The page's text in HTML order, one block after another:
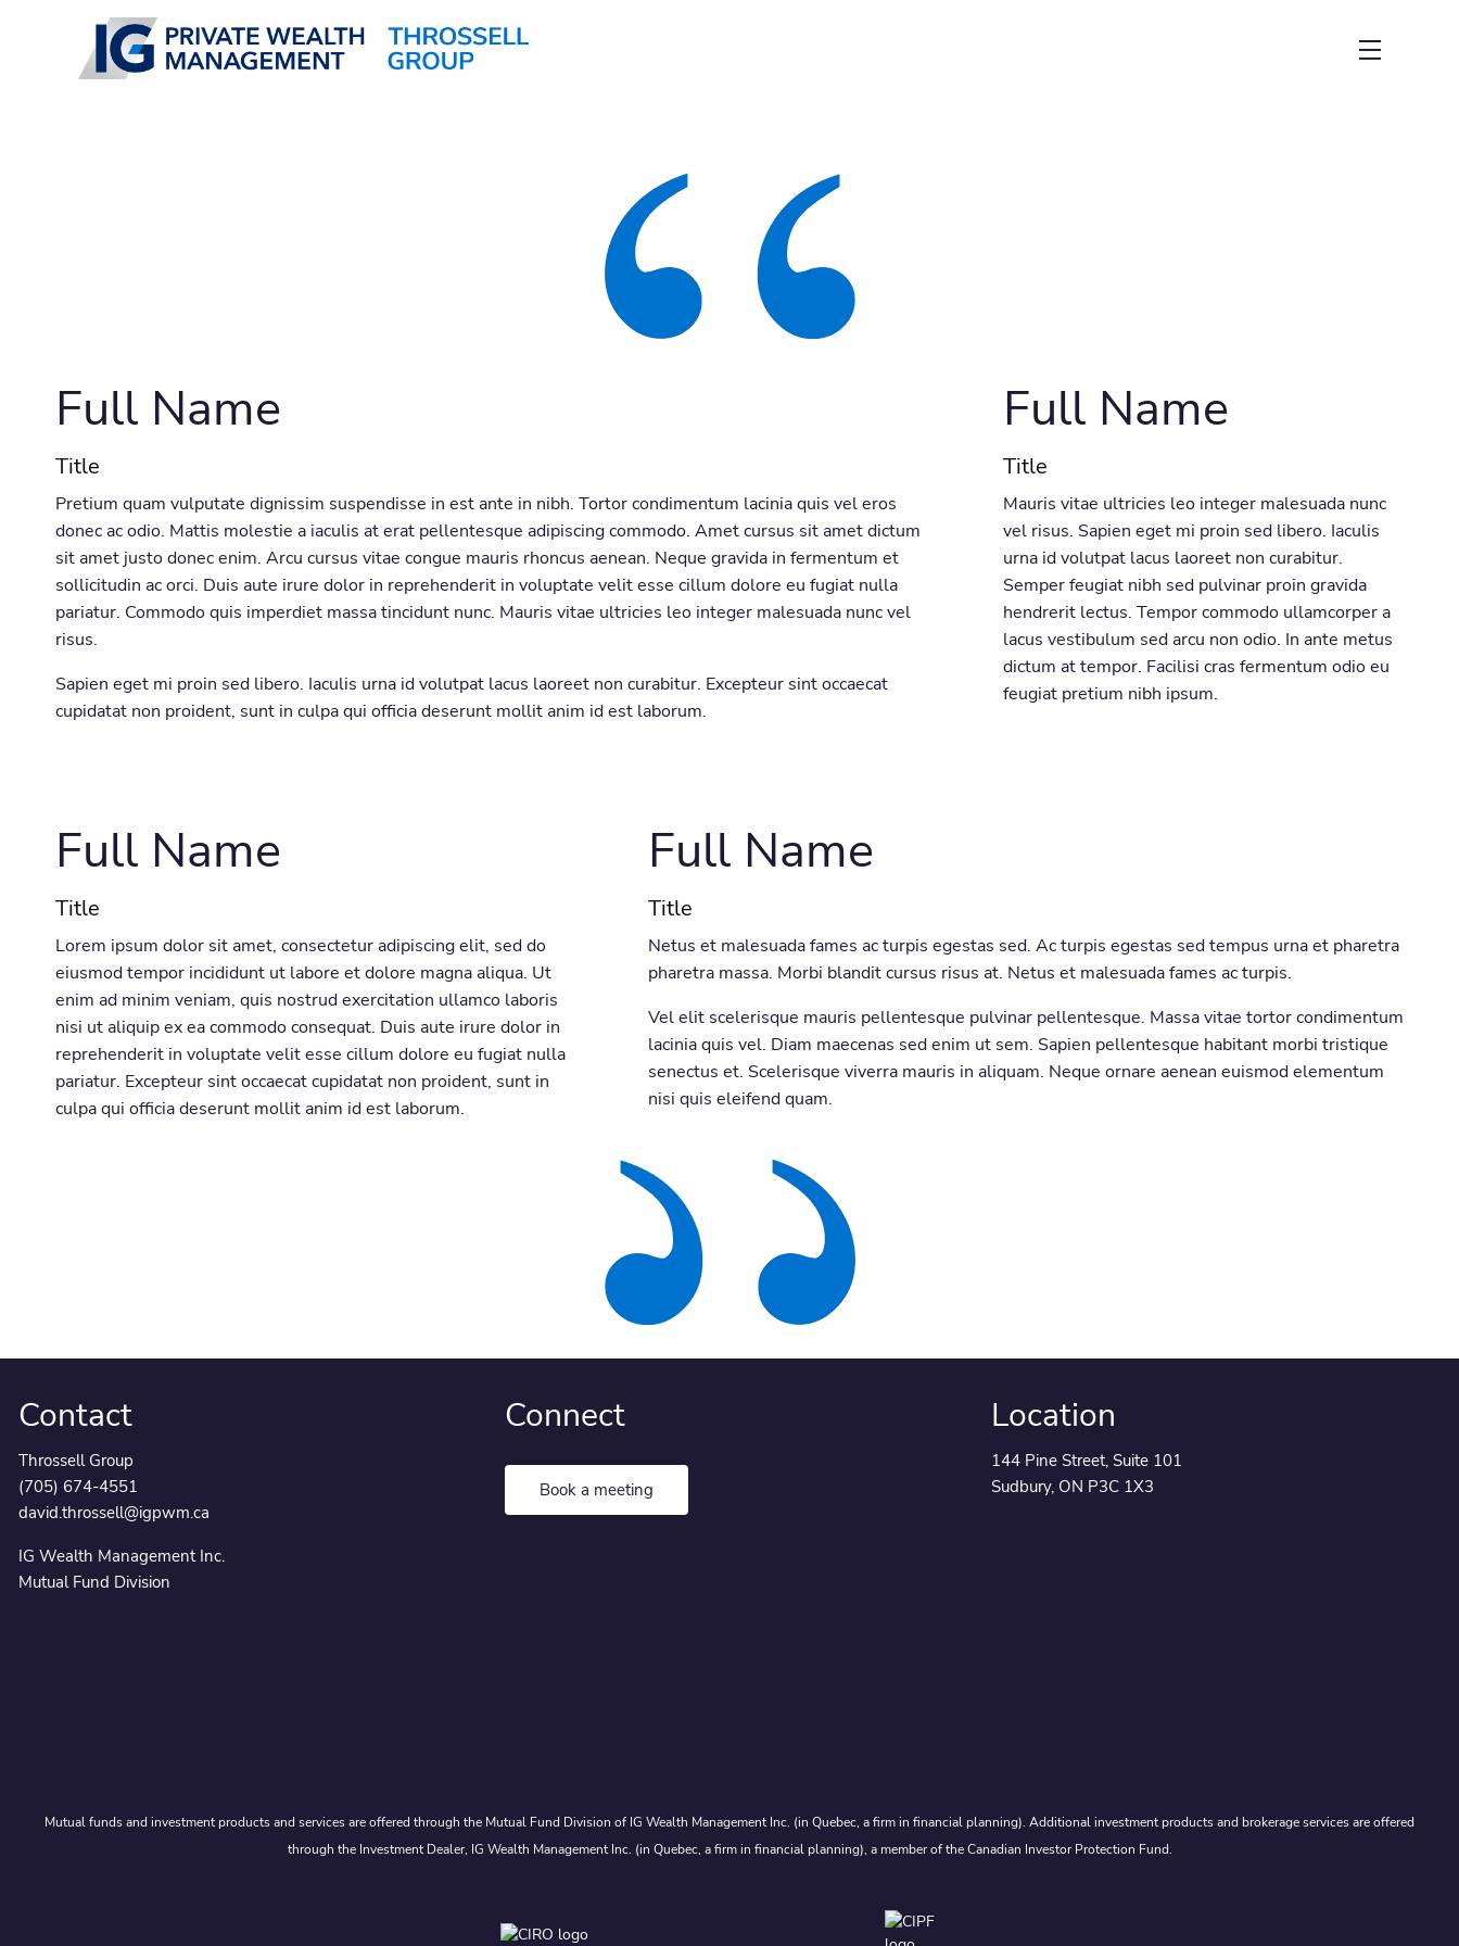
Skip to main content
Full Name
Title
Pretium quam vulputate dignissim suspendisse in est ante in nibh. Tortor condimentum lacinia quis vel eros
donec ac odio. Mattis molestie a iaculis at erat pellentesque adipiscing commodo. Amet cursus sit amet dictum
sit amet justo donec enim. Arcu cursus vitae congue mauris rhoncus aenean. Neque gravida in fermentum et
sollicitudin ac orci. Duis aute irure dolor in reprehenderit in voluptate velit esse cillum dolore eu fugiat nulla
pariatur. Commodo quis imperdiet massa tincidunt nunc. Mauris vitae ultricies leo integer malesuada nunc vel
risus.
Sapien eget mi proin sed libero. Iaculis urna id volutpat lacus laoreet non curabitur. Excepteur sint occaecat
cupidatat non proident, sunt in culpa qui officia deserunt mollit anim id est laborum.
Full Name
Title
Mauris vitae ultricies leo integer malesuada nunc
vel risus. Sapien eget mi proin sed libero. Iaculis
urna id volutpat lacus laoreet non curabitur.
Semper feugiat nibh sed pulvinar proin gravida
hendrerit lectus. Tempor commodo ullamcorper a
lacus vestibulum sed arcu non odio. In ante metus
dictum at tempor. Facilisi cras fermentum odio eu
feugiat pretium nibh ipsum.
Full Name
Title
Lorem ipsum dolor sit amet, consectetur adipiscing elit, sed do
eiusmod tempor incididunt ut labore et dolore magna aliqua. Ut
enim ad minim veniam, quis nostrud exercitation ullamco laboris
nisi ut aliquip ex ea commodo consequat. Duis aute irure dolor in
reprehenderit in voluptate velit esse cillum dolore eu fugiat nulla
pariatur. Excepteur sint occaecat cupidatat non proident, sunt in
culpa qui officia deserunt mollit anim id est laborum.
Full Name
Title
Netus et malesuada fames ac turpis egestas sed. Ac turpis egestas sed tempus urna et pharetra
pharetra massa. Morbi blandit cursus risus at. Netus et malesuada fames ac turpis.
Vel elit scelerisque mauris pellentesque pulvinar pellentesque. Massa vitae tortor condimentum
lacinia quis vel. Diam maecenas sed enim ut sem. Sapien pellentesque habitant morbi tristique
senectus et. Scelerisque viverra mauris in aliquam. Neque ornare aenean euismod elementum
nisi quis eleifend quam.
Contact
Throssell Group
(705) 674-4551
david.throssell@igpwm.ca
IG Wealth Management Inc.
Mutual Fund Division
Connect
Book a meeting
Location
144 Pine Street, Suite 101
Sudbury, ON P3C 1X3
Mutual funds and investment products and services are offered through the Mutual Fund Division of IG Wealth Management Inc. (in Quebec, a firm in financial planning). Additional investment products and brokerage services are offered
through the Investment Dealer, IG Wealth Management Inc. (in Quebec, a firm in financial planning), a member of the Canadian Investor Protection Fund.